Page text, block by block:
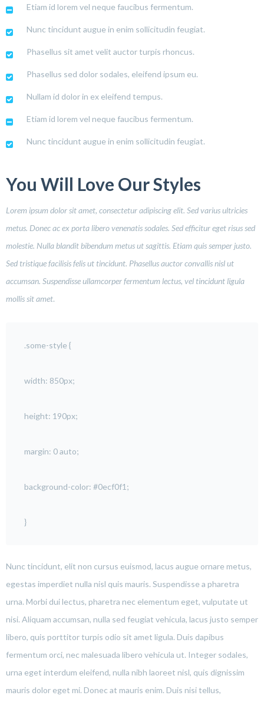
Etiam id lorem vel neque faucibus fermentum.
Nunc tincidunt augue in enim sollicitudin feugiat.
Phasellus sit amet velit auctor turpis rhoncus.
Phasellus sed dolor sodales, eleifend ipsum eu.
Nullam id dolor in ex eleifend tempus.
Etiam id lorem vel neque faucibus fermentum.
Nunc tincidunt augue in enim sollicitudin feugiat.
You Will Love Our Styles
Lorem ipsum dolor sit amet, consectetur adipiscing elit. Sed varius ultricies
metus. Donec ac ex porta libero venenatis sodales. Sed efficitur eget risus sed
molestie. Nulla blandit bibendum metus ut sagittis. Etiam quis semper justo.
Sed tristique facilisis felis ut tincidunt. Phasellus auctor convallis nisl ut
accumsan. Suspendisse ullamcorper fermentum lectus, vel tincidunt ligula
mollis sit amet.
.some-style {
width: 850px;
height: 190px;
margin: 0 auto;
background-color: #0ecf0f1;
}
Nunc tincidunt, elit non cursus euismod, lacus augue ornare metus,
egestas imperdiet nulla nisl quis mauris. Suspendisse a pharetra
urna. Morbi dui lectus, pharetra nec elementum eget, vulputate ut
nisi. Aliquam accumsan, nulla sed feugiat vehicula, lacus justo semper
libero, quis porttitor turpis odio sit amet ligula. Duis dapibus
fermentum orci, nec malesuada libero vehicula ut. Integer sodales,
urna eget interdum eleifend, nulla nibh laoreet nisl, quis dignissim
mauris dolor eget mi. Donec at mauris enim. Duis nisi tellus,